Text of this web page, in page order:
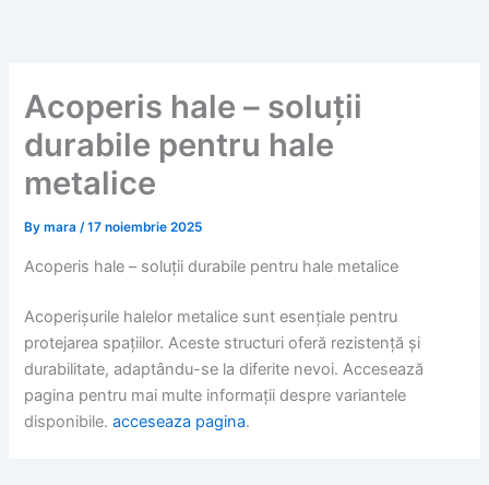
Acoperis hale – soluții
durabile pentru hale
metalice
Bymara/17 noiembrie 2025
Acoperis hale – soluții durabile pentru hale metalice
Acoperișurile halelor metalice sunt esențiale pentru
protejarea spațiilor. Aceste structuri oferă rezistență și
durabilitate, adaptându-se la diferite nevoi. Accesează
pagina pentru mai multe informații despre variantele
disponibile.acceseaza pagina.